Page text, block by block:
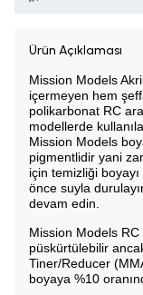
Ürün Açıklaması
Mission Models
içermeyen hem
polikarbonat RC
modellerde
Mission Models
pigmentlidir yani
için temizliği boyayı
önce suyla
devam edin.
Mission Models
püskürtülebilir
Tiner/Reducer
boyaya %10